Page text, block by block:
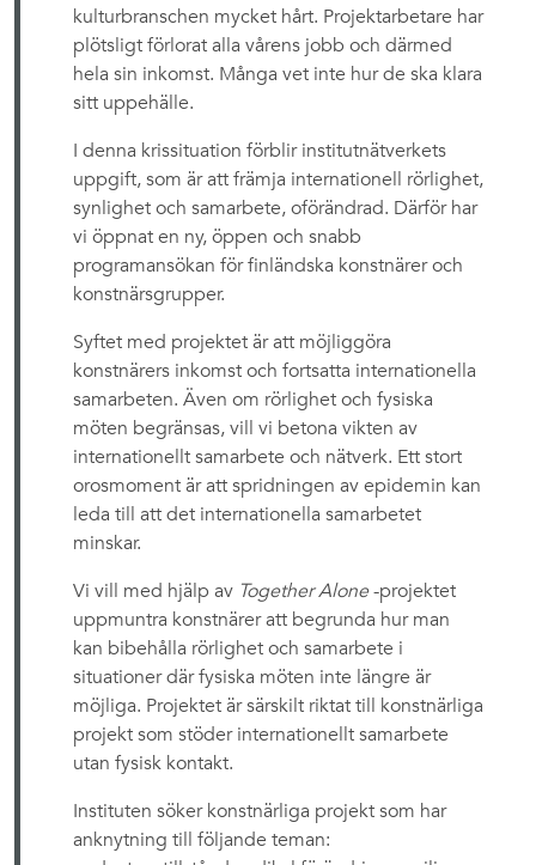
kulturbranschen mycket hårt. Projektarbetare har
plötsligt förlorat alla vårens jobb och därmed
hela sin inkomst. Många vet inte hur de ska klara
sitt uppehälle.
I denna krissituation förblir institutnätverkets
uppgift, som är att främja internationell rörlighet,
synlighet och samarbete, oförändrad. Därför har
vi öppnat en ny, öppen och snabb
programansökan för finländska konstnärer och
konstnärsgrupper.
Syftet med projektet är att möjliggöra
konstnärers inkomst och fortsatta internationella
samarbeten. Även om rörlighet och fysiska
möten begränsas, vill vi betona vikten av
internationellt samarbete och nätverk. Ett stort
orosmoment är att spridningen av epidemin kan
leda till att det internationella samarbetet
minskar.
Vi vill med hjälp av Together Alone-projektet
uppmuntra konstnärer att begrunda hur man
kan bibehålla rörlighet och samarbete i
situationer där fysiska möten inte längre är
möjliga. Projektet är särskilt riktat till konstnärliga
projekt som stöder internationellt samarbete
utan fysisk kontakt.
Instituten söker konstnärliga projekt som har
anknytning till följande teman: